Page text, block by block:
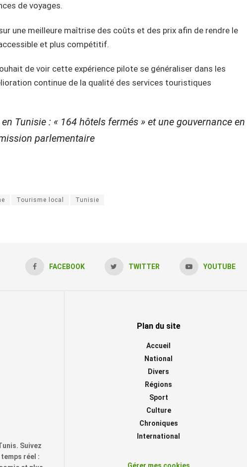
de voyages.
une meilleure maîtrise des coûts et des prix afin de rendre le
et plus compétitif.
de voir cette expérience pilote se généraliser dans les
continue de la qualité des services touristiques
Tunisie : « 164 hôtels fermés » et une gouvernance en
parlementaire
Tourisme local Tunisie
FACEBOOK TWITTER YOUTUBE
Suivez
réel :
Plan du site
Accueil
National
Divers
Régions
Sport
Culture
Chroniques
International